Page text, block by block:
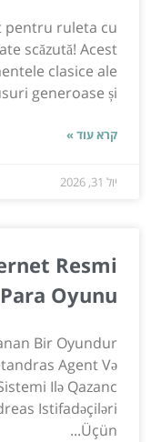
pentru ruleta cu
scăzută! Acest
clasice ale
generoase și...
קרא עוד »
יול 31, 2026
Resmi
Oyunu
Bir Oyundur
Agent Və
Ilə Qazanc
Istifadəçiləri
Üçün...